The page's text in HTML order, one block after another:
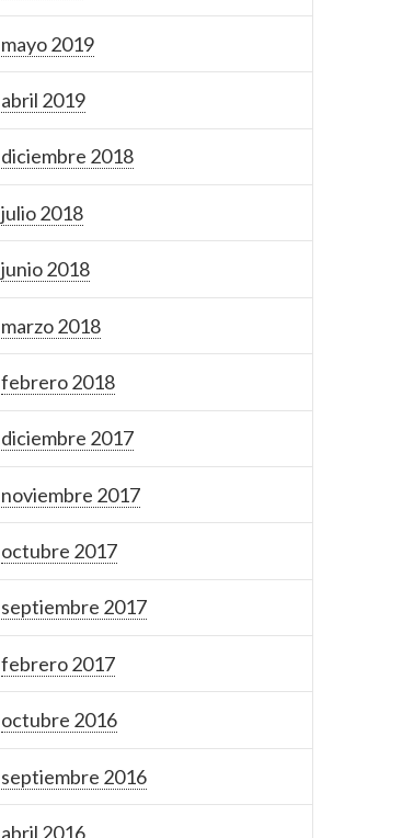
mayo 2019
abril 2019
diciembre 2018
julio 2018
junio 2018
marzo 2018
febrero 2018
diciembre 2017
noviembre 2017
octubre 2017
septiembre 2017
febrero 2017
octubre 2016
septiembre 2016
abril 2016